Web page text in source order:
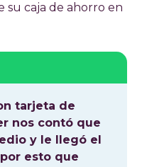
su caja de ahorro en
tarjeta de
nos contó que
y le llegó el
esto que